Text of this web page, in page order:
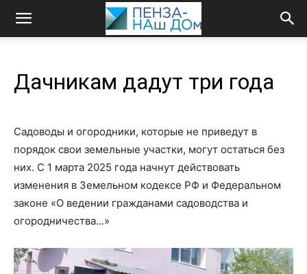
Дачникам дадут три года
Садоводы и огородники, которые не приведут в
порядок свои земельные участки, могут остаться без
них. С 1 марта 2025 года начнут действовать
изменения в Земельном кодексе РФ и Федеральном
законе «О ведении гражданами садоводства и
огородничества…»